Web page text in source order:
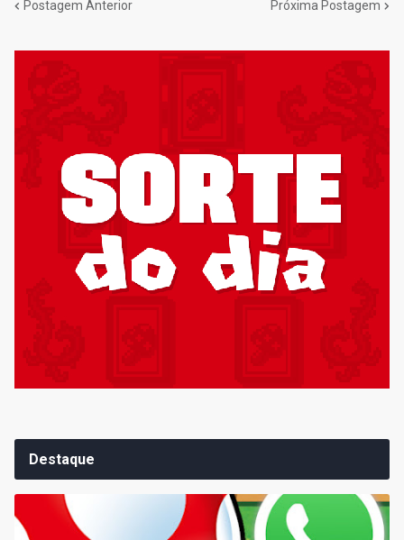
Postagem Anterior Próxima Postagem
Destaque